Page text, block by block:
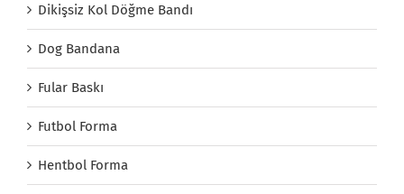
Dikişsiz Kol Döğme Bandı
Dog Bandana
Fular Baskı
Futbol Forma
Hentbol Forma